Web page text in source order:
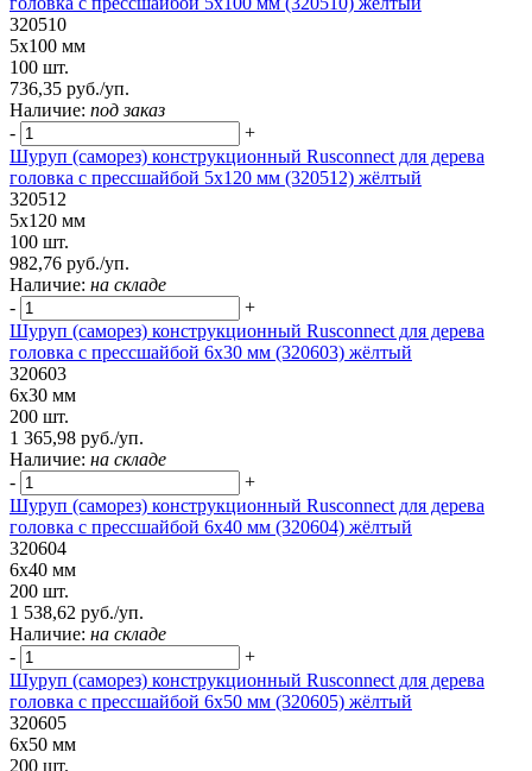
320510
5х100 мм
100 шт.
736,35 руб./уп.
Наличие: под заказ
-
+
Шуруп (саморез) конструкционный Rusconnect для дерева
головка с прессшайбой 5х120 мм (320512) жёлтый
320512
5х120 мм
100 шт.
982,76 руб./уп.
Наличие: на складе
-
+
Шуруп (саморез) конструкционный Rusconnect для дерева
головка с прессшайбой 6х30 мм (320603) жёлтый
320603
6х30 мм
200 шт.
1 365,98 руб./уп.
Наличие: на складе
-
+
Шуруп (саморез) конструкционный Rusconnect для дерева
головка с прессшайбой 6х40 мм (320604) жёлтый
320604
6х40 мм
200 шт.
1 538,62 руб./уп.
Наличие: на складе
-
+
Шуруп (саморез) конструкционный Rusconnect для дерева
головка с прессшайбой 6х50 мм (320605) жёлтый
320605
6х50 мм
200 шт.